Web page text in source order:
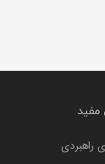
مفید
راهبردی